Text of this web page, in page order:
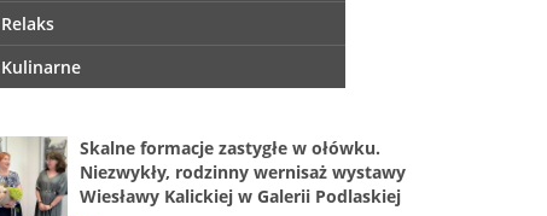
Relaks
Kulinarne
Skalne formacje zastygłe w ołówku.
Niezwykły, rodzinny wernisaż wystawy
Wiesławy Kalickiej w Galerii Podlaskiej